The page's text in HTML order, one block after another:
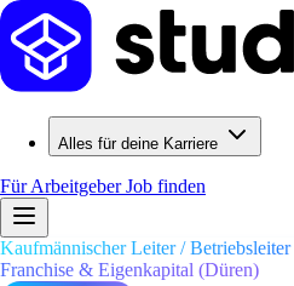
Alles für deine Karriere
Für ArbeitgeberJob finden
Kaufmännischer Leiter /
Franchise & Eigenkapital (Düren)